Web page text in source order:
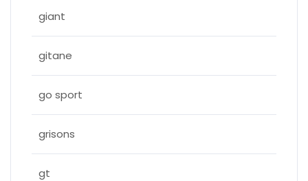
giant
gitane
go sport
grisons
gt